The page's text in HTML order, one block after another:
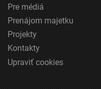
Pre médiá
Prenájom majetku
Projekty
Kontakty
Upraviť cookies